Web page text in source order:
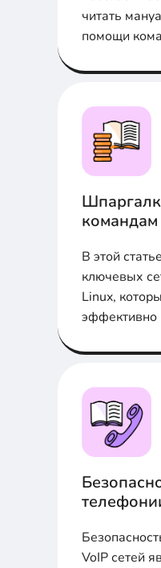
читать
помощи
В этой
ключевых
Linux,
эффективно
сетевыми
продвинутой
VoIP сетей